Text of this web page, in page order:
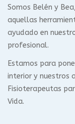
Somos Belén y
aquellas
ayudado en
profesional.
Estamos para
interior y nuestros
Fisioterapeutas
Vida.